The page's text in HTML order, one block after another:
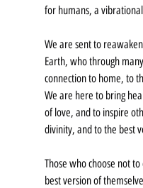
for humans, a
We are sent to
Earth, who through
connection to home, to
We are here to bring
of love, and to inspire
divinity, and to the best
Those who choose not
best version of